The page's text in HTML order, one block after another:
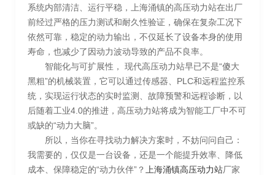
系统内部清洁、运行平稳，上海涌镇的高压动力站在出厂
前经过严格的压力测试和耐久性验证，确保在复杂工况下
依然可靠，稳定的动力输出，不仅延长了设备本身的使用
寿命，也减少了因动力波动导致的产品不良率。
智能化与可扩展性， 现代高压动力站早已不是“傻大
黑粗”的机械装置，它可以通过传感器、PLC和远程监控系
统，实现运行状态的实时监测、故障预警和远程诊断，以
后随着工业4.0的推进，高压动力站将成为智能工厂中不可
或缺的“动力大脑”。
所以，当你在寻找动力解决方案时，不妨问问自己：
我需要的，仅仅是一台设备，还是一个能提升效率、降低
成本、保障稳定的“动力伙伴”？
上海涌镇高压动力站厂家